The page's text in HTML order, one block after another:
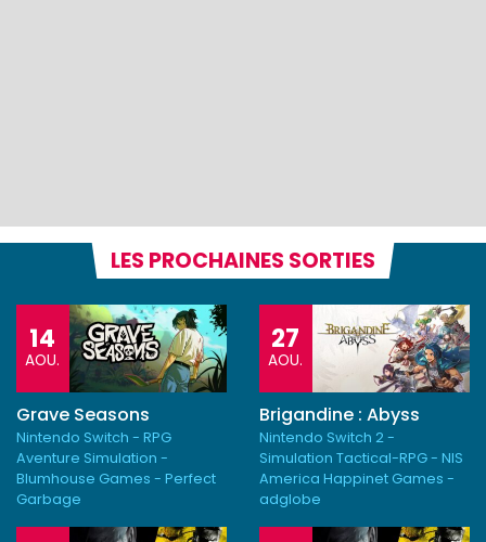
LES PROCHAINES SORTIES
14
AOU.
Grave Seasons
Nintendo Switch - RPG
Aventure Simulation -
Blumhouse Games - Perfect
Garbage
27
AOU.
Brigandine : Abyss
Nintendo Switch 2 -
Simulation Tactical-RPG - NIS
America Happinet Games -
adglobe